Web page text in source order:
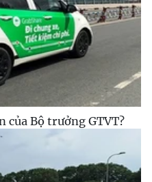
của Bộ trưởng GTVT?